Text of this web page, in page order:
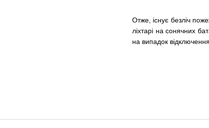
Отже, існує безліч
ліхтарі на сонячних
на випадок